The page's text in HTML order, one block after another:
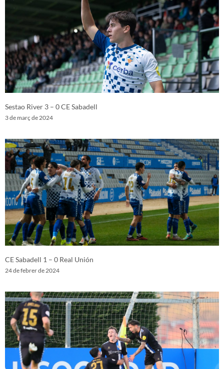
Sestao River 3 – 0 CE Sabadell
3 de març de 2024
CE Sabadell 1 – 0 Real Unión
24 de febrer de 2024